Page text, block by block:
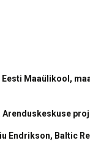
Eesti Maaülikool,
Arenduskeskuse
Endrikson, Baltic